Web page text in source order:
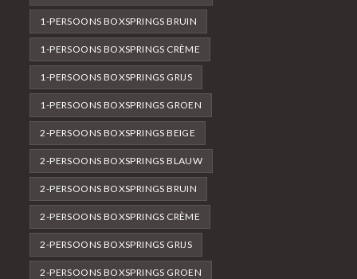
1-PERSOONS BOXSPRINGS BRUIN
1-PERSOONS BOXSPRINGS CRÈME
1-PERSOONS BOXSPRINGS GRIJS
1-PERSOONS BOXSPRINGS GROEN
2-PERSOONS BOXSPRINGS BEIGE
2-PERSOONS BOXSPRINGS BLAUW
2-PERSOONS BOXSPRINGS BRUIN
2-PERSOONS BOXSPRINGS CRÈME
2-PERSOONS BOXSPRINGS GRIJS
2-PERSOONS BOXSPRINGS GROEN